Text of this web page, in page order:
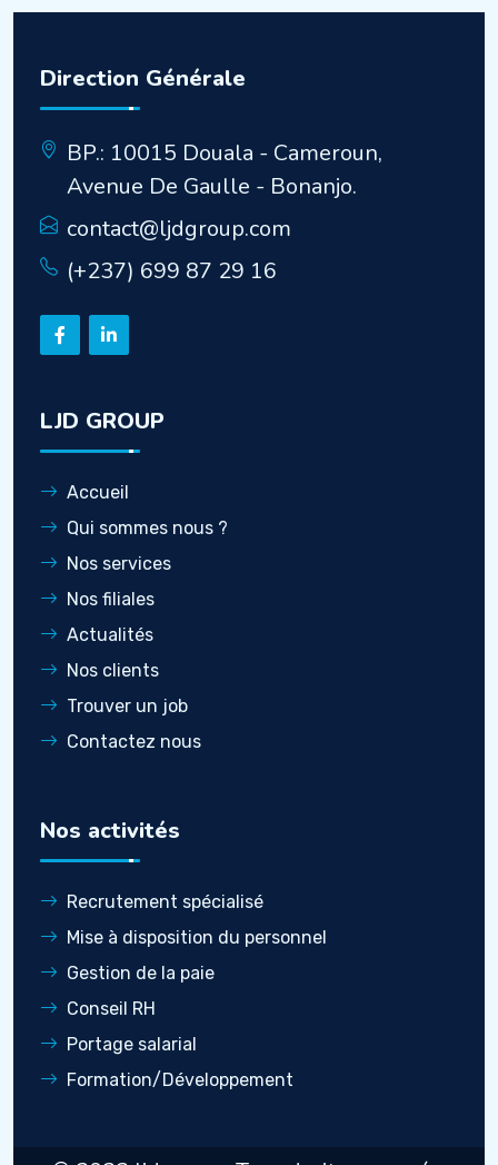
Direction Générale
BP.: 10015 Douala - Cameroun,
Avenue De Gaulle - Bonanjo.
contact@ljdgroup.com
(+237) 699 87 29 16
LJD GROUP
Accueil
Qui sommes nous ?
Nos services
Nos filiales
Actualités
Nos clients
Trouver un job
Contactez nous
Nos activités
Recrutement spécialisé
Mise à disposition du personnel
Gestion de la paie
Conseil RH
Portage salarial
Formation/Développement